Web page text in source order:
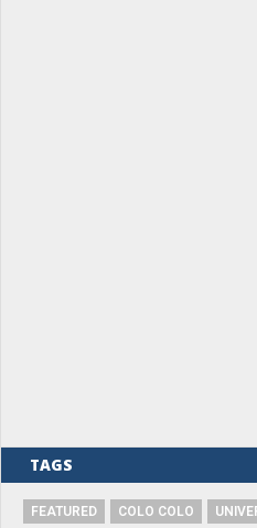
TAGS
FEATURED COLO COLO